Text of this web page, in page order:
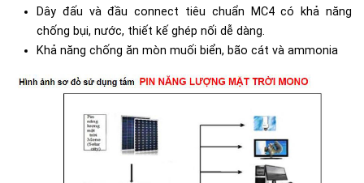
Dây đấu và đầu connect tiêu chuẩn MC4 có khả năng
chống bụi, nước, thiết kế ghép nối dễ dàng.
Khả năng chống ăn mòn muối biển, bão cát và ammonia​